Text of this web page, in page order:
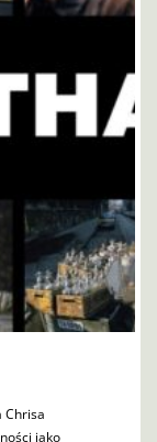
Chrisa
jako